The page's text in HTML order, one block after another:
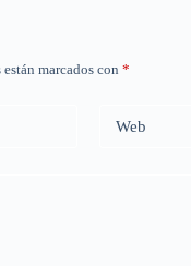
marcados con *
Web